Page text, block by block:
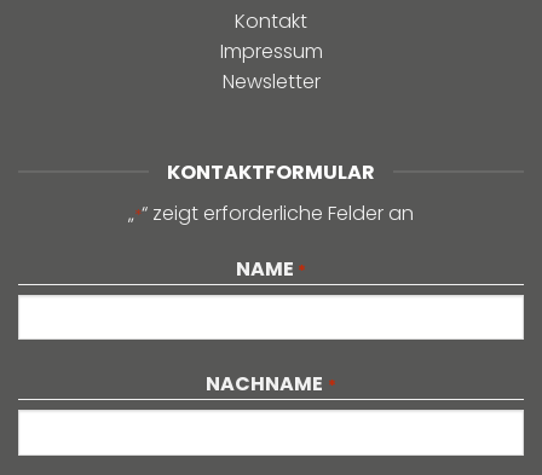
Kontakt
Impressum
Newsletter
KONTAKTFORMULAR
„*“ zeigt erforderliche Felder an
NAME *
NACHNAME *